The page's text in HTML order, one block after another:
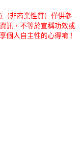
（非商業性質）僅供參
訊，不等於宣稱功效或
個人自主性的心得唷！